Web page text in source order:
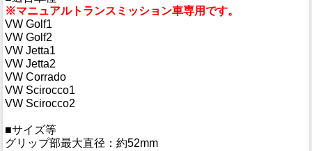
※マニュアルトランスミッション車専用です。
VW Golf1
VW Golf2
VW Jetta1
VW Jetta2
VW Corrado
VW Scirocco1
VW Scirocco2
■サイズ等
グリップ部最大直径：約52mm